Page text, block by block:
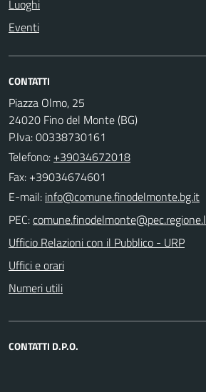
Luoghi
Eventi
CONTATTI
Piazza Olmo, 25
24020 Fino del Monte (BG)
P.Iva: 00338730161
Telefono: +39034672018
Fax: +39034674601
E-mail:
PEC:
Ufficio Relazioni con il Pubblico - URP
Uffici e orari
Numeri utili
CONTATTI D.P.O.